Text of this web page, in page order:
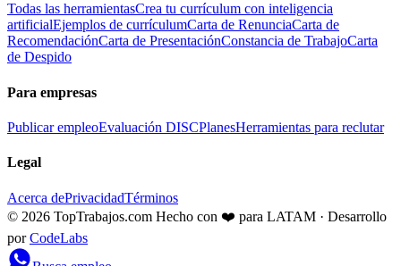
Todas las herramientasCrea tu currículum con inteligencia
artificialEjemplos de currículumCarta de RenunciaCarta de
RecomendaciónCarta de PresentaciónConstancia de TrabajoCarta
de Despido
Para empresas
Publicar empleoEvaluación DISCPlanesHerramientas para reclutar
Legal
Acerca dePrivacidadTérminos
© 2026 TopTrabajos.com Hecho con ❤️ para LATAM · Desarrollo
por CodeLabs